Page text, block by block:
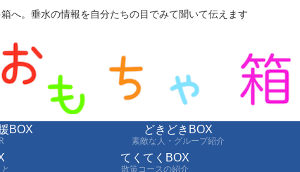
へ。垂水の情報を自分たちの目でみて聞いて伝えます
BOX
どきどきBOX
素敵な人・グループ紹介
てくてくBOX
散策コースの紹介